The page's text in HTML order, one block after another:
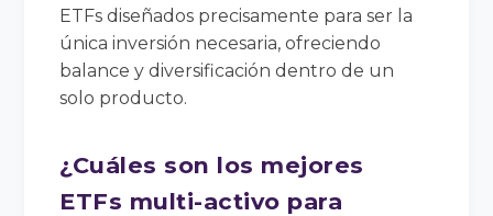
ETFs diseñados precisamente para ser la
única inversión necesaria, ofreciendo
balance y diversificación dentro de un
solo producto.
¿Cuáles son los mejores
ETFs multi-activo para